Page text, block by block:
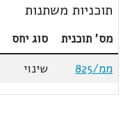
תוכניות משתנות
מס' תוכנית סוג יחס
ממ/825
שינוי